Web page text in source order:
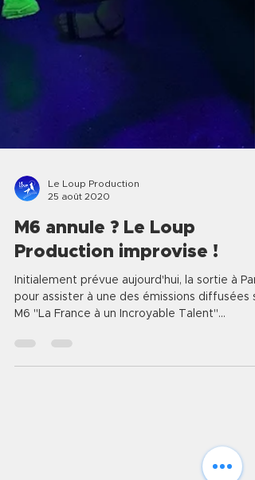
25 août 2020
M6 annule ? Le Loup
Production improvise !
Initialement prévue aujourd'hui, la sortie à
M6 "La France à un Incroyable Talent"...